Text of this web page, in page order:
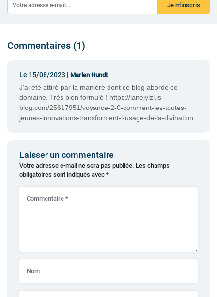
Je m'inscris
Commentaires (1)
Le 15/08/2023 | Marlen Hundt
J'ai été attiré par la manière dont ce blog aborde ce
domaine. Très bien formulé ! https://lanejylzl.is-
blog.com/25617951/voyance-2-0-comment-les-toutes-
jeunes-innovations-transforment-l-usage-de-la-divination
Laisser un commentaire
Votre adresse e-mail ne sera pas publiée. Les champs
obligatoires sont indiqués avec *